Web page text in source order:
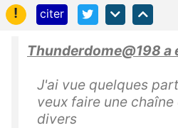
!
citer
Thunderdome@198 a
J'ai vue quelques
veux faire une
divers